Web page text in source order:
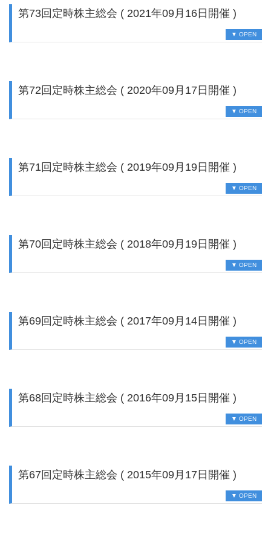
第73回定時株主総会 ( 2021年09月16日開催 )
▼ OPEN
第72回定時株主総会 ( 2020年09月17日開催 )
▼ OPEN
第71回定時株主総会 ( 2019年09月19日開催 )
▼ OPEN
第70回定時株主総会 ( 2018年09月19日開催 )
▼ OPEN
第69回定時株主総会 ( 2017年09月14日開催 )
▼ OPEN
第68回定時株主総会 ( 2016年09月15日開催 )
▼ OPEN
第67回定時株主総会 ( 2015年09月17日開催 )
▼ OPEN